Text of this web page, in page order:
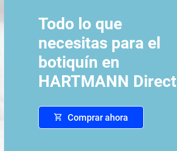
Todo lo que
necesitas para el
botiquín en
HARTMANN Direct
Comprar ahora